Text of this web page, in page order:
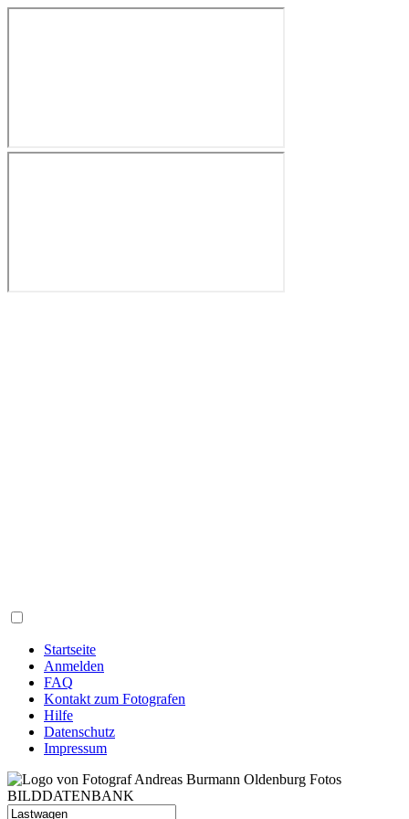
Startseite
Anmelden
FAQ
Kontakt zum Fotografen
Hilfe
Datenschutz
Impressum